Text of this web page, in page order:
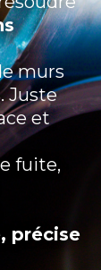
murs
Juste
et
fuite,
précise